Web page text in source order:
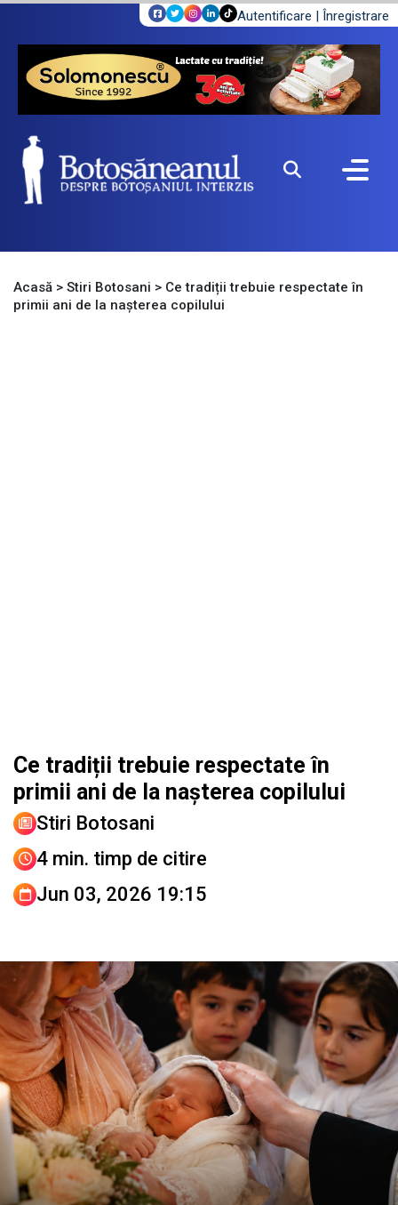
Autentificare | Înregistrare
Acasă > Stiri Botosani > Ce tradiții trebuie respectate în
primii ani de la nașterea copilului
Ce tradiții trebuie respectate în
primii ani de la nașterea copilului
Stiri Botosani
4 min. timp de citire
Jun 03, 2026 19:15